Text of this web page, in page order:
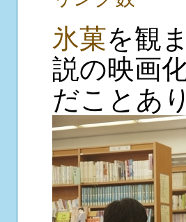
氷菓を観
説の映画
だことあ